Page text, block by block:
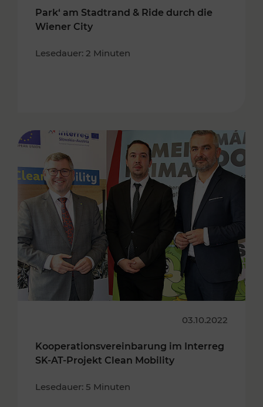
Park‘ am Stadtrand & Ride durch die
Wiener City
Lesedauer: 2 Minuten
03.10.2022
Kooperationsvereinbarung im Interreg
SK-AT-Projekt Clean Mobility
Lesedauer: 5 Minuten